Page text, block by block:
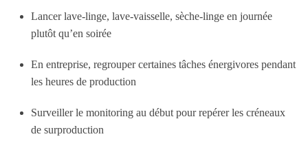
Lancer lave-linge, lave-vaisselle, sèche-linge en journée
plutôt qu’en soirée
En entreprise, regrouper certaines tâches énergivores pendant
les heures de production
Surveiller le monitoring au début pour repérer les créneaux
de surproduction